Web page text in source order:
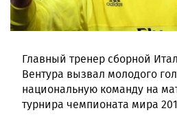
Главный тренер сборной
Вентура вызвал молодого
национальную команду на
турнира чемпионата мира